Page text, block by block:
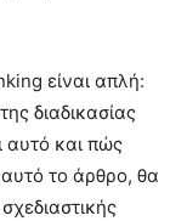
είναι απλή:
διαδικασίας
αυτό και πώς
το άρθρο, θα